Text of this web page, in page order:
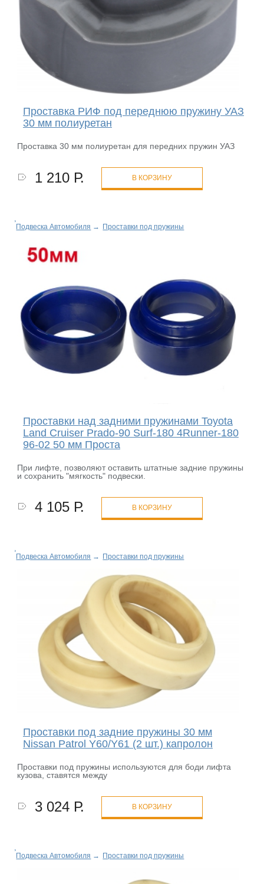
Проставка РИФ под переднюю пружину УАЗ
30 мм полиуретан
Проставка 30 мм полиуретан для передних пружин УАЗ
1 210 Р. В КОРЗИНУ
Подвеска Автомобиля → Проставки под пружины
Проставки над задними пружинами Toyota
Land Cruiser Prado-90 Surf-180 4Runner-180
96-02 50 мм Проста
При лифте, позволяют оставить штатные задние пружины
и сохранить "мягкость" подвески.
4 105 Р. В КОРЗИНУ
Подвеска Автомобиля → Проставки под пружины
Проставки под задние пружины 30 мм
Nissan Patrol Y60/Y61 (2 шт.) капролон
Проставки под пружины используются для боди лифта
кузова, ставятся между
3 024 Р. В КОРЗИНУ
Подвеска Автомобиля → Проставки под пружины